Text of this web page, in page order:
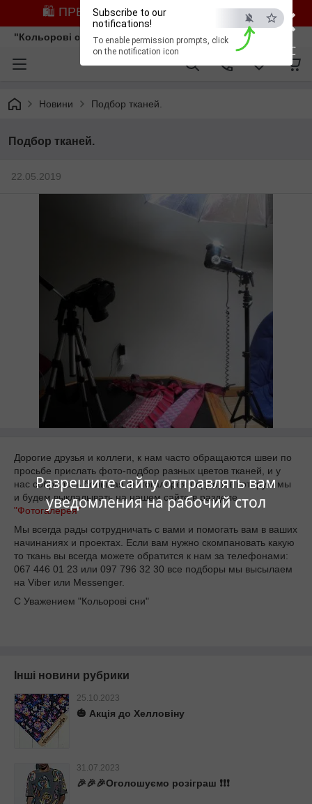
×
ESC
Разрешите сайту отправлять вам
уведомления на рабочий стол
Subscribe to our
notifications!
To enable permission prompts, click
on the notification icon
🛍️ ПРЕДЗАМОВЛЕННЯ ЗІ ЗНИЖКОЮ
"Кольорові сни"
Новини Подбор тканей.
Подбор тканей.
22.05.2019
Дорогие друзья и коллеги, к нам часто обращаются швеи по
просьбе прислать фото-подбор разных цветов тканей, и у
нас собралась большая фотогалерея подборов которую мы
и будем выкладывать на нашем сайте в разделе
"Фотогалерея"
Мы всегда рады сотрудничать с вами и помогать вам в ваших
начинаниях и проектах. Если вам нужно скомпановать какую
то ткань вы всегда можете обратится к нам за телефонами:
067 446 01 23 или 097 796 32 30 все подборы мы высылаем
на Viber или Messenger.
С Уважением "Кольорові сни"
Інші новини рубрики
25.10.2023
🎃 Акція до Хелловіну
31.07.2023
🎉🎉🎉Оголошуємо розіграш ❗️❗️❗️